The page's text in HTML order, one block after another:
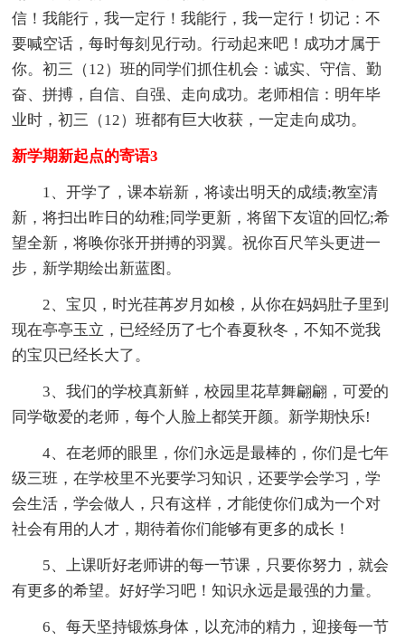
信！我能行，我一定行！我能行，我一定行！切记：不
要喊空话，每时每刻见行动。行动起来吧！成功才属于
你。初三（12）班的同学们抓住机会：诚实、守信、勤
奋、拼搏，自信、自强、走向成功。老师相信：明年毕
业时，初三（12）班都有巨大收获，一定走向成功。
新学期新起点的寄语3
1、开学了，课本崭新，将读出明天的成绩;教室清
新，将扫出昨日的幼稚;同学更新，将留下友谊的回忆;希
望全新，将唤你张开拼搏的羽翼。祝你百尺竿头更进一
步，新学期绘出新蓝图。
2、宝贝，时光荏苒岁月如梭，从你在妈妈肚子里到
现在亭亭玉立，已经经历了七个春夏秋冬，不知不觉我
的宝贝已经长大了。
3、我们的学校真新鲜，校园里花草舞翩翩，可爱的
同学敬爱的老师，每个人脸上都笑开颜。新学期快乐!
4、在老师的眼里，你们永远是最棒的，你们是七年
级三班，在学校里不光要学习知识，还要学会学习，学
会生活，学会做人，只有这样，才能使你们成为一个对
社会有用的人才，期待着你们能够有更多的成长！
5、上课听好老师讲的每一节课，只要你努力，就会
有更多的希望。好好学习吧！知识永远是最强的力量。
6、每天坚持锻炼身体，以充沛的精力，迎接每一节